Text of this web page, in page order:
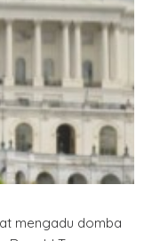
mengadu domba